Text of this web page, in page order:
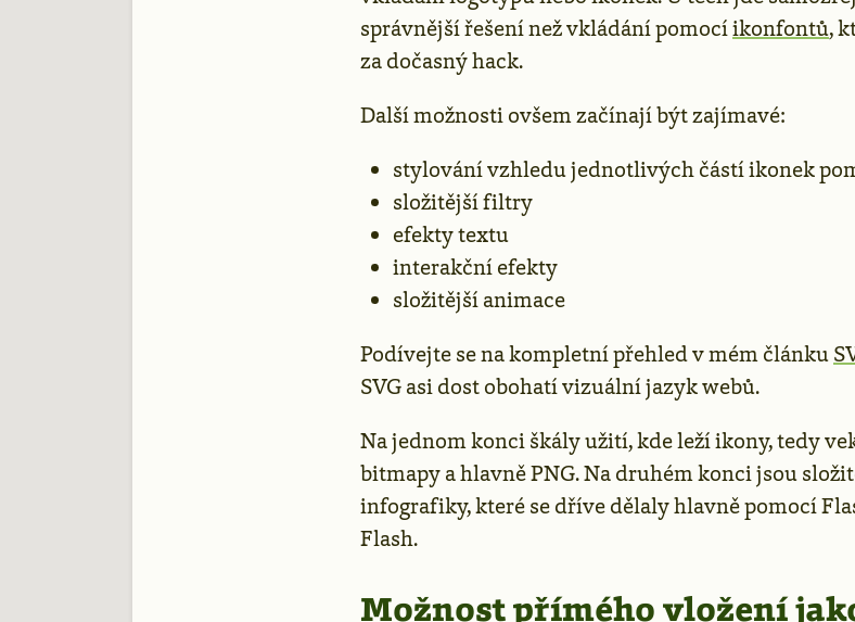
správnější řešení než vkládání pomocíikonfontů,
za dočasný hack.
Další možnosti ovšem začínají být zajímavé:
stylování vzhledu jednotlivých částí ikonek
složitější filtry
efekty textu
interakční efekty
složitější animace
Podívejte se na kompletní přehled v mém článku
SVG asi dost obohatí vizuální jazyk webů.
Na jednom konci škály užití, kde leží ikony, tedy
bitmapy a hlavně PNG. Na druhém konci jsou
infografiky, které se dříve dělaly hlavně pomocí
Flash.
Možnost přímého vložení